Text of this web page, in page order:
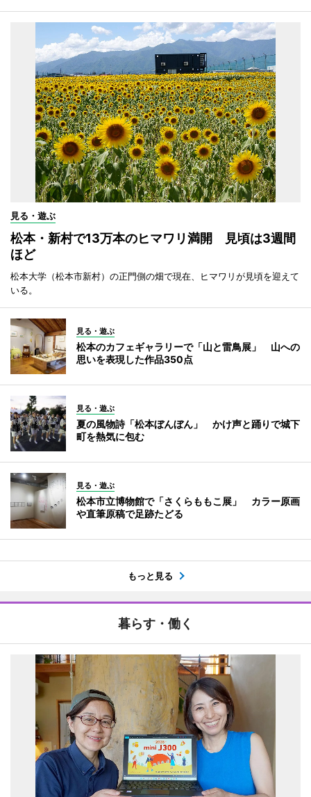
見る・遊ぶ
松本・新村で13万本のヒマワリ満開 見頃は3週間
ほど
松本大学（松本市新村）の正門側の畑で現在、ヒマワリが見頃を迎えて
いる。
見る・遊ぶ
松本のカフェギャラリーで「山と雷鳥展」 山への
思いを表現した作品350点
見る・遊ぶ
夏の風物詩「松本ぼんぼん」 かけ声と踊りで城下
町を熱気に包む
見る・遊ぶ
松本市立博物館で「さくらももこ展」 カラー原画
や直筆原稿で足跡たどる
もっと見る
暮らす・働く